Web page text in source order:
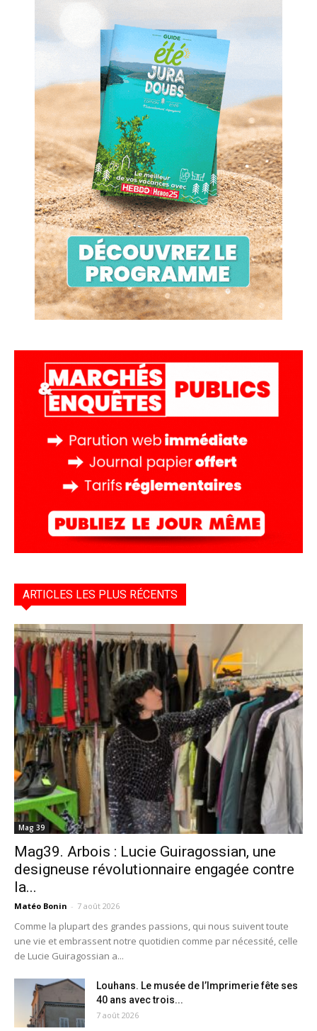
ARTICLES LES PLUS RÉCENTS
Mag 39
Mag39. Arbois : Lucie Guiragossian, une
designeuse révolutionnaire engagée contre
la...
Matéo Bonin - 7 août 2026
Comme la plupart des grandes passions, qui nous suivent toute
une vie et embrassent notre quotidien comme par nécessité, celle
de Lucie Guiragossian a...
Louhans. Le musée de l’Imprimerie fête ses
40 ans avec trois...
7 août 2026